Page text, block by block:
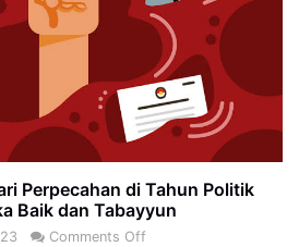
Perpecahan di Tahun Politik
Baik dan Tabayyun
Comments Off